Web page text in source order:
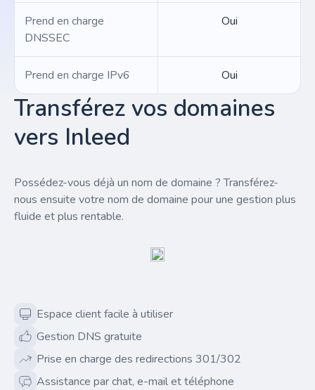
Prend en charge
DNSSEC
Oui
Prend en charge IPv6 Oui
Transférez vos domaines
vers Inleed
Possédez-vous déjà un nom de domaine ? Transférez-
nous ensuite votre nom de domaine pour une gestion plus
fluide et plus rentable.
Espace client facile à utiliser
Gestion DNS gratuite
Prise en charge des redirections 301/302
Assistance par chat, e-mail et téléphone